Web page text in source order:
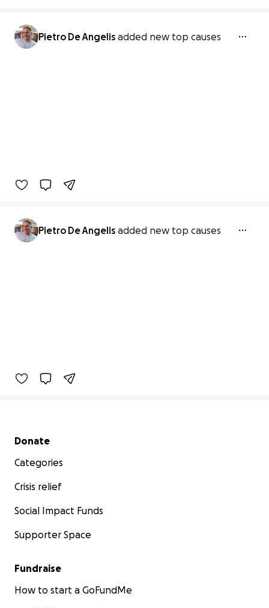
Pietro De Angelis added new top causes
Pietro De Angelis added new top causes
Secondary menu
Donate
Categories
Crisis relief
Social Impact Funds
Supporter Space
Fundraise
How to start a GoFundMe